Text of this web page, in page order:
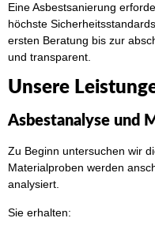
Eine Asbestsanierung
höchste
ersten Beratung bis zur
und transparent.
Unsere
Asbestanalyse und
Zu Beginn untersuchen wir
Materialproben werden
analysiert.
Sie erhalten: